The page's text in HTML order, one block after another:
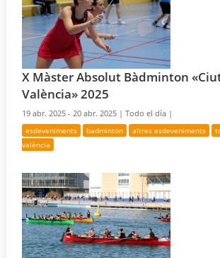
X Màster Absolut Bàdminton
València» 2025
19 abr. 2025 - 20 abr. 2025 |Todo el día |
esdeveniments badminton altres esdeveniments
valència